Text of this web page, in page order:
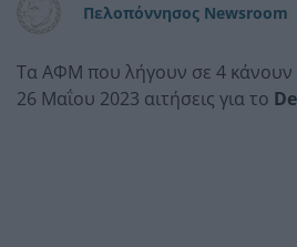
Πελοπόννησος Newsroom
Τα ΑΦΜ που λήγουν σε 4
26 Μαΐου 2023 αιτήσεις για το